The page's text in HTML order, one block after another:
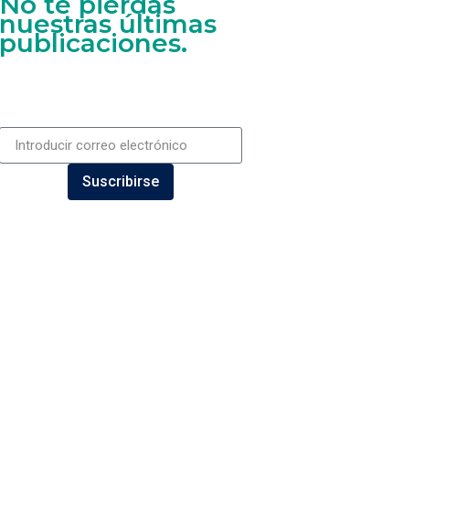
nuestras últimas
publicaciones.
Suscribirse